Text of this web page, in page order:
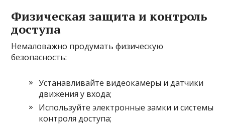
Физическая защита и контроль
доступа
Немаловажно продумать физическую
безопасность:
Устанавливайте видеокамеры и датчики
движения у входа;
Используйте электронные замки и системы
контроля доступа;